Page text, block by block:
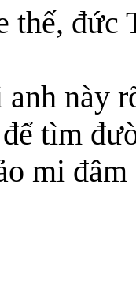
thế, đức
anh này
tìm
mi